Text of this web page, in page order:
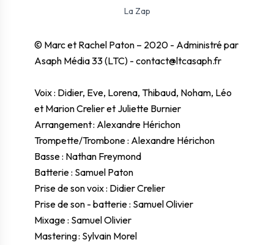
La Zap
0:00
© Marc et Rachel Paton – 2020 - Administré par
Asaph Média 33 (LTC) - contact@ltcasaph.fr
Voix : Didier, Eve, Lorena, Thibaud, Noham, Léo
et Marion Crelier et Juliette Burnier
Arrangement : Alexandre Hérichon
Trompette/Trombone : Alexandre Hérichon
Basse : Nathan Freymond
Batterie : Samuel Paton
Prise de son voix : Didier Crelier
Prise de son - batterie : Samuel Olivier
Mixage : Samuel Olivier
Mastering : Sylvain Morel